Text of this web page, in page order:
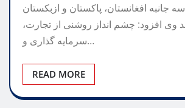
افغانستان، پاکستان و ازبکستان
وی افزود: چشم انداز روشنی از تجارت،
سرمایه گذاری و…
READ MORE